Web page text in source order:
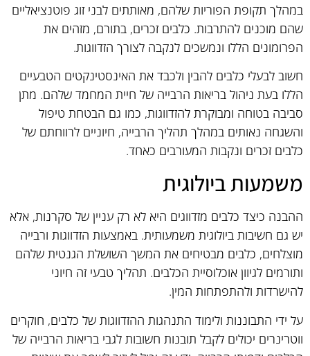
במהלך תקופת הפוריות שלהם, מאותתים לבני זוג פוטנציאליים
שהם מוכנים להתרבות. כלבים זכרים, בתורם, מזהים את
הפרומונים הללו ונמשכים לנקבה לצורך הזדווגות.
חשוב לבעלי כלבים להבין ולכבד את האינסטינקטים הטבעיים
הללו בעת ניהול בריאות הרבייה של חיית המחמד שלהם. מתן
סביבה בטוחה ומבוקרת להזדווגות, כמו גם הבטחת טיפול
והשגחה נאותים במהלך תהליך הרבייה, חיוניים לרווחתם של
כלבים זכרים ונקבות המעורבים כאחד.
משמעות ביולוגית
ההבנה כיצד כלבים מזדווגים היא לא רק עניין של סקרנות, אלא
יש גם חשיבות ביולוגית משמעותית. באמצעות הזדווגות ורבייה
מוצלחים, כלבים מבטיחים את המשך השושלת הגנטית שלהם
ותורמים לגיוון אוכלוסיית הכלבים. תהליך טבעי זה חיוני
להישרדות ולהתפתחות המין.
על ידי התבוננות ולימוד התנהגות ההזדווגות של כלבים, חוקרים
ווטרינרים יכולים לקבל תובנות חשובות לגבי בריאות הרבייה של